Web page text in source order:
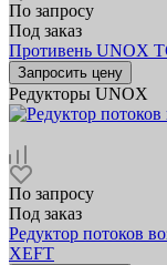
По запросу
Под заказ
Противень UNOX
Запросить цену
Редукторы UNOX
По запросу
Под заказ
Редуктор потоков
XEFT